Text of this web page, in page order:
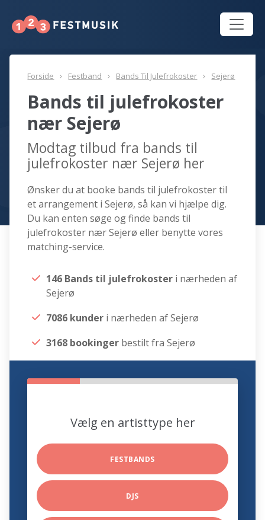
Forside Festband Bands Til Julefrokoster Sejerø
Bands til julefrokoster
nær Sejerø
Modtag tilbud fra bands til
julefrokoster nær Sejerø her
Ønsker du at booke bands til julefrokoster til
et arrangement i Sejerø, så kan vi hjælpe dig.
Du kan enten søge og finde bands til
julefrokoster nær Sejerø eller benytte vores
matching-service.
146 Bands til julefrokoster i nærheden af
Sejerø
7086 kunder i nærheden af Sejerø
3168 bookinger bestilt fra Sejerø
Vælg en artisttype her
FESTBANDS
DJS